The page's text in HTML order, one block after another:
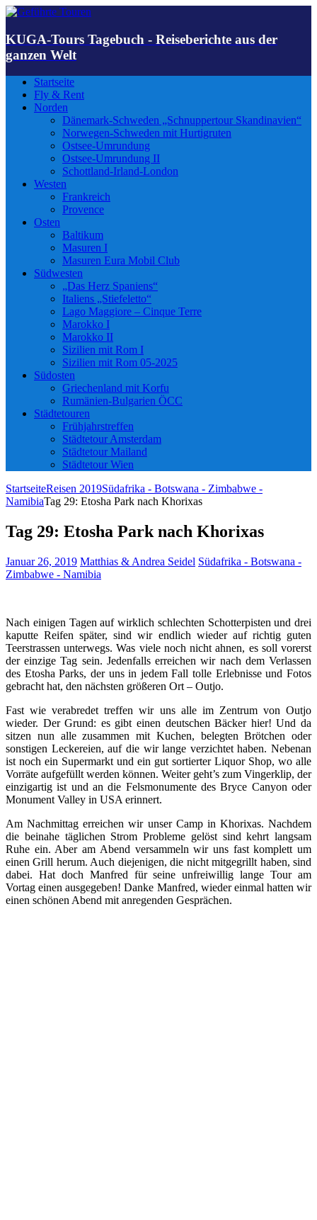
KUGA-Tours Tagebuch - Reiseberichte aus der
ganzen Welt
Startseite
Fly & Rent
Norden
Dänemark-Schweden „Schnuppertour Skandinavien“
Norwegen-Schweden mit Hurtigruten
Ostsee-Umrundung
Ostsee-Umrundung II
Schottland-Irland-London
Westen
Frankreich
Provence
Osten
Baltikum
Masuren I
Masuren Eura Mobil Club
Südwesten
„Das Herz Spaniens“
Italiens „Stiefeletto“
Lago Maggiore – Cinque Terre
Marokko I
Marokko II
Sizilien mit Rom I
Sizilien mit Rom 05-2025
Südosten
Griechenland mit Korfu
Rumänien-Bulgarien ÖCC
Städtetouren
Frühjahrstreffen
Städtetour Amsterdam
Städtetour Mailand
Städtetour Wien
StartseiteReisen 2019Südafrika - Botswana - Zimbabwe -
NamibiaTag 29: Etosha Park nach Khorixas
Tag 29: Etosha Park nach Khorixas
Januar 26, 2019 Matthias & Andrea Seidel Südafrika - Botswana -
Zimbabwe - Namibia
Nach einigen Tagen auf wirklich schlechten Schotterpisten und drei
kaputte Reifen später, sind wir endlich wieder auf richtig guten
Teerstrassen unterwegs. Was viele noch nicht ahnen, es soll vorerst
der einzige Tag sein. Jedenfalls erreichen wir nach dem Verlassen
des Etosha Parks, der uns in jedem Fall tolle Erlebnisse und Fotos
gebracht hat, den nächsten größeren Ort – Outjo.
Fast wie verabredet treffen wir uns alle im Zentrum von Outjo
wieder. Der Grund: es gibt einen deutschen Bäcker hier! Und da
sitzen nun alle zusammen mit Kuchen, belegten Brötchen oder
sonstigen Leckereien, auf die wir lange verzichtet haben. Nebenan
ist noch ein Supermarkt und ein gut sortierter Liquor Shop, wo alle
Vorräte aufgefüllt werden können. Weiter geht’s zum Vingerklip, der
einzigartig ist und an die Felsmonumente des Bryce Canyon oder
Monument Valley in USA erinnert.
Am Nachmittag erreichen wir unser Camp in Khorixas. Nachdem
die beinahe täglichen Strom Probleme gelöst sind kehrt langsam
Ruhe ein. Aber am Abend versammeln wir uns fast komplett um
einen Grill herum. Auch diejenigen, die nicht mitgegrillt haben, sind
dabei. Hat doch Manfred für seine unfreiwillig lange Tour am
Vortag einen ausgegeben! Danke Manfred, wieder einmal hatten wir
einen schönen Abend mit anregenden Gesprächen.